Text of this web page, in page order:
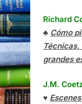
Richard
♣ Cómo
grandes
J.M.
♥